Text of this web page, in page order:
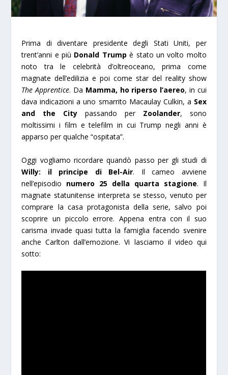
Prima di diventare presidente degli Stati Uniti, per
trent’anni e più Donald Trump è stato un volto molto
noto tra le celebrità d’oltreoceano, prima come
magnate dell’edilizia e poi come star del reality show
The Apprentice. Da Mamma, ho riperso l’aereo, in cui
dava indicazioni a uno smarrito Macaulay Culkin, a Sex
and the City passando per Zoolander, sono
moltissimi i film e telefilm in cui Trump negli anni è
apparso per qualche “ospitata”.
Oggi vogliamo ricordare quandò passo per gli studi di
Willy: il principe di Bel-Air. Il cameo avviene
nell’episodio numero 25 della quarta stagione. Il
magnate statunitense interpreta se stesso, venuto per
comprare la casa protagonista della serie, salvo poi
scoprire un piccolo errore. Appena entra con il suo
carisma invade quasi tutta la famiglia facendo svenire
anche Carlton dall’emozione. Vi lasciamo il video qui
sotto: